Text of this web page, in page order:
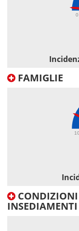
0
FAMIGLIE
10
INSEDIAMENTI